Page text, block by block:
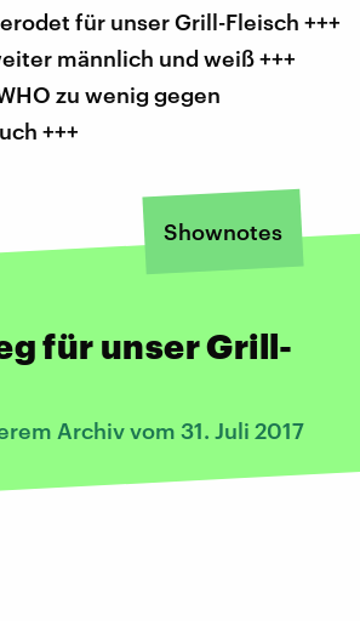
für unser Grill-Fleisch +++
männlich und weiß +++
zu wenig gegen
+++
Shownotes
für unser Grill-
Archiv vom 31. Juli 2017